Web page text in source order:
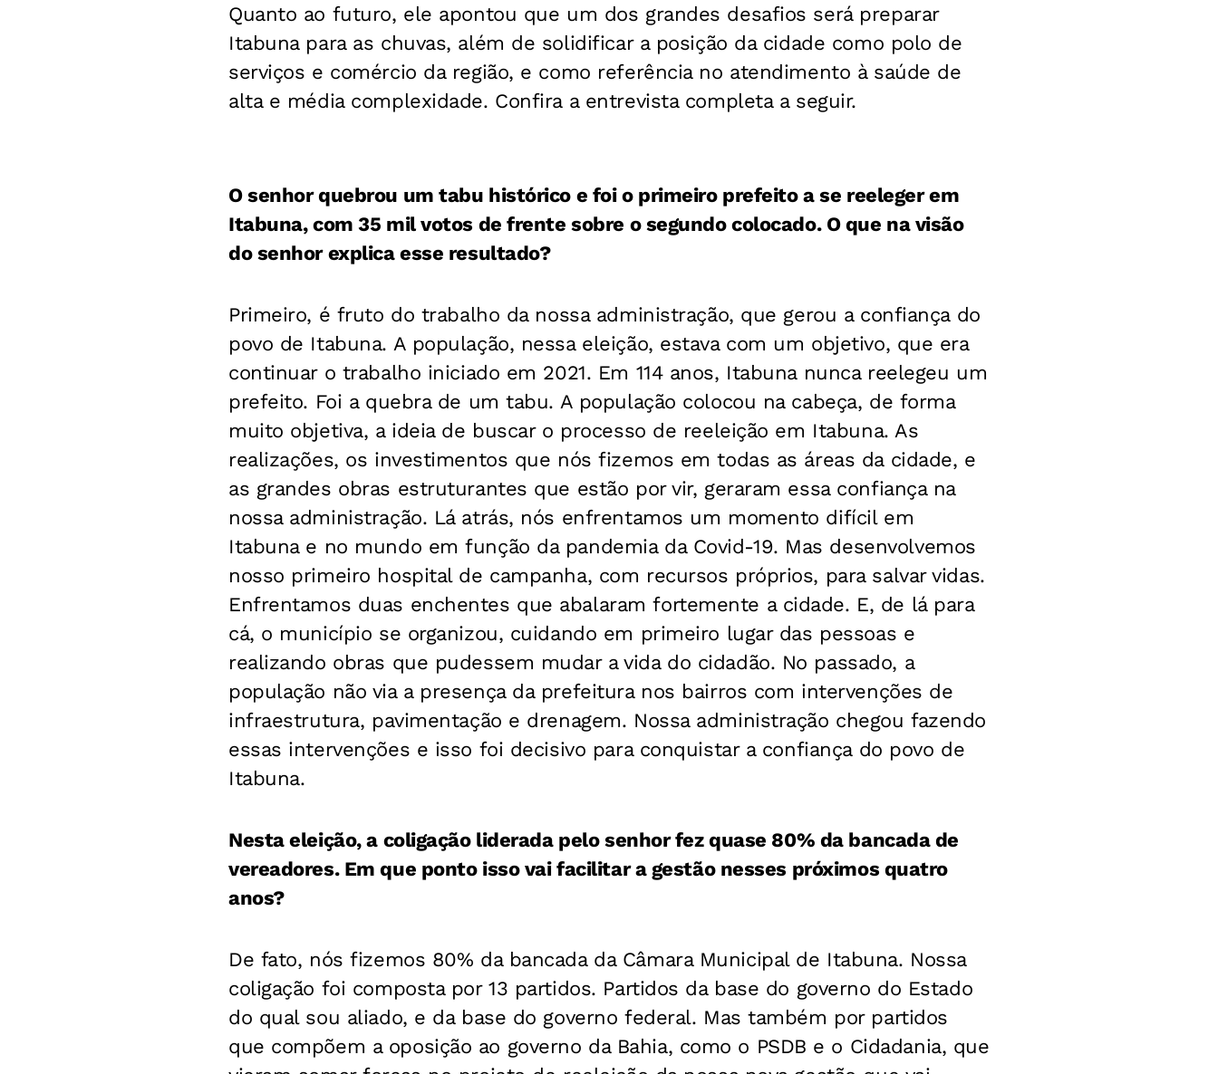
Quanto ao futuro, ele apontou que um dos grandes desafios será preparar
Itabuna para as chuvas, além de solidificar a posição da cidade como polo de
serviços e comércio da região, e como referência no atendimento à saúde de
alta e média complexidade. Confira a entrevista completa a seguir.
O senhor quebrou um tabu histórico e foi o primeiro prefeito a se reeleger em
Itabuna, com 35 mil votos de frente sobre o segundo colocado. O que na visão
do senhor explica esse resultado?
Primeiro, é fruto do trabalho da nossa administração, que gerou a confiança do
povo de Itabuna. A população, nessa eleição, estava com um objetivo, que era
continuar o trabalho iniciado em 2021. Em 114 anos, Itabuna nunca reelegeu um
prefeito. Foi a quebra de um tabu. A população colocou na cabeça, de forma
muito objetiva, a ideia de buscar o processo de reeleição em Itabuna. As
realizações, os investimentos que nós fizemos em todas as áreas da cidade, e
as grandes obras estruturantes que estão por vir, geraram essa confiança na
nossa administração. Lá atrás, nós enfrentamos um momento difícil em
Itabuna e no mundo em função da pandemia da Covid-19. Mas desenvolvemos
nosso primeiro hospital de campanha, com recursos próprios, para salvar vidas.
Enfrentamos duas enchentes que abalaram fortemente a cidade. E, de lá para
cá, o município se organizou, cuidando em primeiro lugar das pessoas e
realizando obras que pudessem mudar a vida do cidadão. No passado, a
população não via a presença da prefeitura nos bairros com intervenções de
infraestrutura, pavimentação e drenagem. Nossa administração chegou fazendo
essas intervenções e isso foi decisivo para conquistar a confiança do povo de
Itabuna.
Nesta eleição, a coligação liderada pelo senhor fez quase 80% da bancada de
vereadores. Em que ponto isso vai facilitar a gestão nesses próximos quatro
anos?
De fato, nós fizemos 80% da bancada da Câmara Municipal de Itabuna. Nossa
coligação foi composta por 13 partidos. Partidos da base do governo do Estado
do qual sou aliado, e da base do governo federal. Mas também por partidos
que compõem a oposição ao governo da Bahia, como o PSDB e o Cidadania, que